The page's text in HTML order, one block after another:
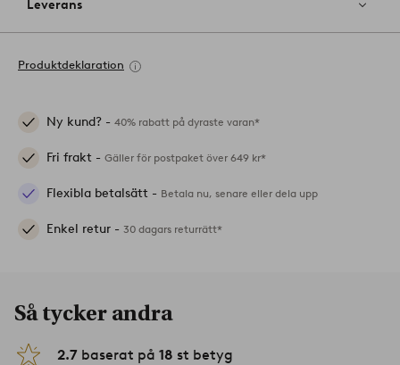
Leverans
Produktdeklaration
Ny kund? - 40% rabatt på dyraste varan*
Fri frakt - Gäller för postpaket över 649 kr*
Flexibla betalsätt - Betala nu, senare eller dela upp
Enkel retur - 30 dagars returrätt*
Så tycker andra
2.7 baserat på 18 st betyg